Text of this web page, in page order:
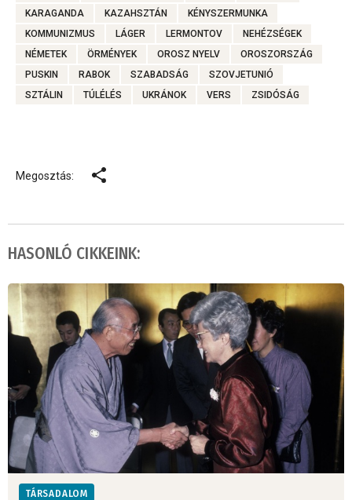
KARAGANDA
KAZAHSZTÁN
KÉNYSZERMUNKA
KOMMUNIZMUS
LÁGER LERMONTOV
NEHÉZSÉGEK
NÉMETEK
ÖRMÉNYEK OROSZ NYELV
OROSZORSZÁG
PUSKIN
RABOK SZABADSÁG
SZOVJETUNIÓ
SZTÁLIN
TÚLÉLÉS UKRÁNOK VERS ZSIDÓSÁG
Megosztás:
HASONLÓ CIKKEINK:
TÁRSADALOM